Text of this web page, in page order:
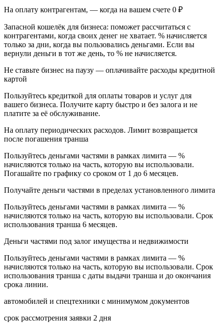
На оплату контрагентам, — когда на вашем счете 0 ₽
Запасной кошелёк для бизнеса: поможет рассчитаться с
контрагентами, когда своих денег не хватает. % начисляется
только за дни, когда вы пользовались деньгами. Если вы
вернули деньги в тот же день, то % не начисляется.
Не ставьте бизнес на паузу — оплачивайте расходы кредитной
картой
Пользуйтесь кредиткой для оплаты товаров и услуг для
вашего бизнеса. Получите карту быстро и без залога и не
платите за её обслуживание.
На оплату периодических расходов. Лимит возвращается
после погашения транша
Пользуйтесь деньгами частями в рамках лимита — %
начисляются только на часть, которую вы использовали.
Погашайте по графику со сроком от 1 до 6 месяцев.
Получайте деньги частями в пределах установленного лимита
Пользуйтесь деньгами частями в рамках лимита — %
начисляются только на часть, которую вы использовали. Срок
использования транша 6 месяцев.
Деньги частями под залог имущества и недвижимости
Пользуйтесь деньгами частями в рамках лимита — %
начисляются только на часть, которую вы использовали. Срок
использования транша с даты выдачи транша и до окончания
срока линии.
автомобилей и спецтехники с минимумом документов
срок рассмотрения заявки 2 дня